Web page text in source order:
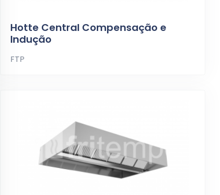
Hotte Central Compensação e
Indução
FTP